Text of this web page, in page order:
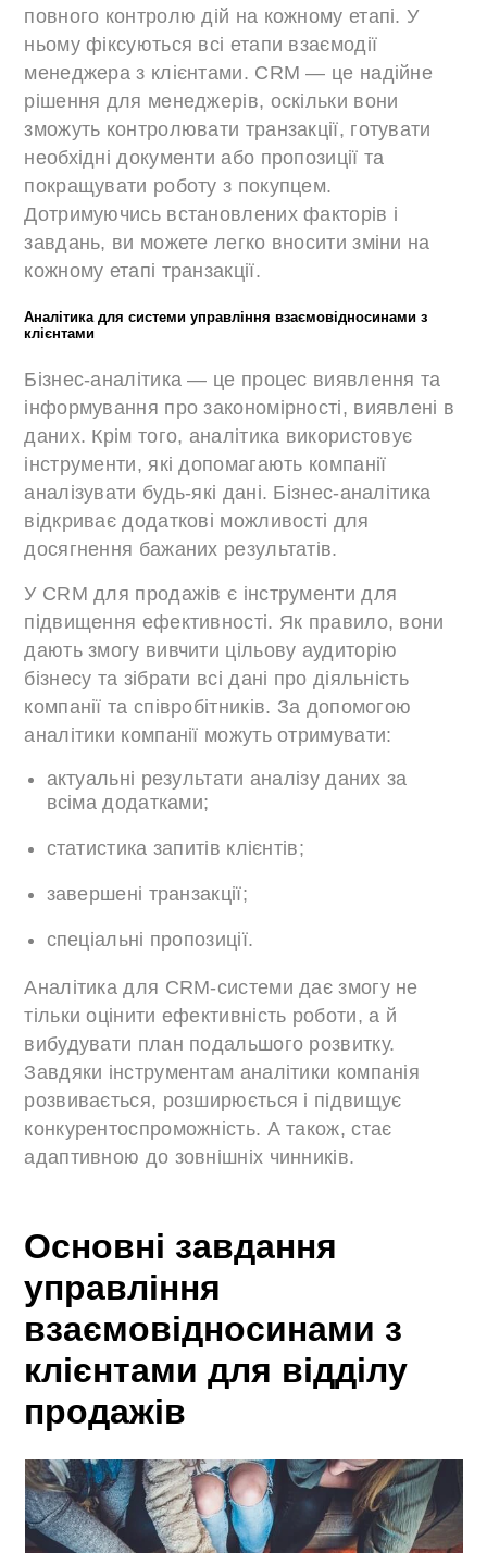
повного контролю дій на кожному етапі. У
ньому фіксуються всі етапи взаємодії
менеджера з клієнтами. CRM — це надійне
рішення для менеджерів, оскільки вони
зможуть контролювати транзакції, готувати
необхідні документи або пропозиції та
покращувати роботу з покупцем.
Дотримуючись встановлених факторів і
завдань, ви можете легко вносити зміни на
кожному етапі транзакції.
Аналітика для системи управління взаємовідносинами з
клієнтами
Бізнес-аналітика — це процес виявлення та
інформування про закономірності, виявлені в
даних. Крім того, аналітика використовує
інструменти, які допомагають компанії
аналізувати будь-які дані. Бізнес-аналітика
відкриває додаткові можливості для
досягнення бажаних результатів.
У CRM для продажів є інструменти для
підвищення ефективності. Як правило, вони
дають змогу вивчити цільову аудиторію
бізнесу та зібрати всі дані про діяльність
компанії та співробітників. За допомогою
аналітики компанії можуть отримувати:
актуальні результати аналізу даних за
всіма додатками;
статистика запитів клієнтів;
завершені транзакції;
спеціальні пропозиції.
Аналітика для CRM-системи дає змогу не
тільки оцінити ефективність роботи, а й
вибудувати план подальшого розвитку.
Завдяки інструментам аналітики компанія
розвивається, розширюється і підвищує
конкурентоспроможність. А також, стає
адаптивною до зовнішніх чинників.
Основні завдання
управління
взаємовідносинами з
клієнтами для відділу
продажів